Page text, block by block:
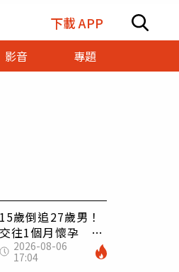
下載 APP
影音 專題
15歲倒追27歲男！
交往1個月懷孕 36
歲當阿嬤故事曝光
2026-08-06
17:04